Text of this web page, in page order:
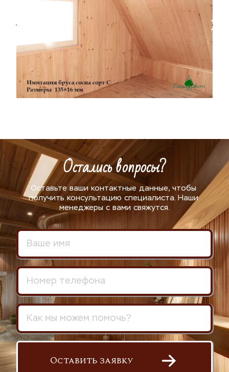
Остались вопросы?
Оставьте ваши контактные данные, чтобы
получить консультацию специалиста. Наши
менеджеры с вами свяжутся.
Оставить заявку